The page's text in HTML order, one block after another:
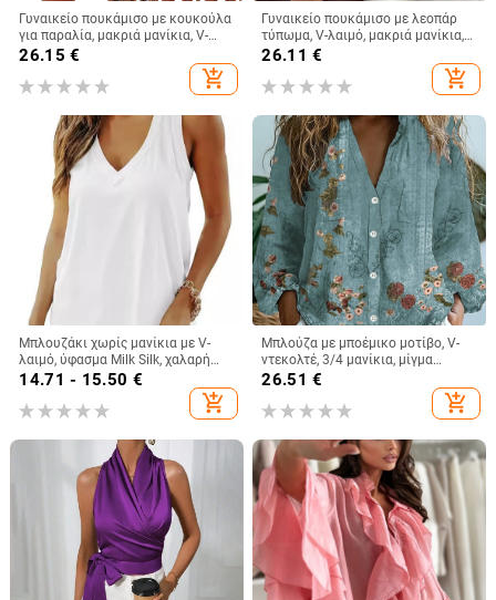
Γυναικείο πουκάμισο με κουκούλα
για παραλία, μακριά μανίκια, V-
λαιμό και τσέπη
26.15 €
add_shopping_cart
Γυναικείο πουκάμισο με λεοπάρ
τύπωμα, V-λαιμό, μακριά μανίκια,
πολυεστέρας
26.11 €
add_shopping_cart
Μπλουζάκι χωρίς μανίκια με V-
λαιμό, ύφασμα Milk Silk, χαλαρή
γραμμή, καλοκαίρι 2024
14.71 - 15.50 €
add_shopping_cart
Μπλούζα με μποέμικο μοτίβο, V-
ντεκολτέ, 3/4 μανίκια, μίγμα
πολυεστέρα-ελαστάνης, εθνορετρό
26.51 €
add_shopping_cart